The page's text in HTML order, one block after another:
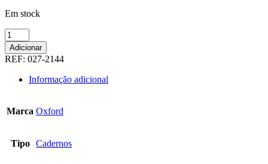
Em stock
Quantidade
de
CADERNO
A4
AGRAFADO
PAUTADO
48FLS
Adicionar
REF: 027-2144
Informação adicional
Marca Oxford
Tipo Cadernos